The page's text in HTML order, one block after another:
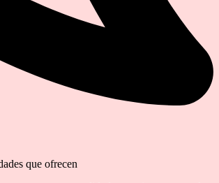
que ofrecen